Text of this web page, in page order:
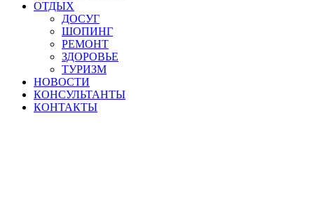
ОТДЫХ
ДОСУГ
ШОПИНГ
РЕМОНТ
ЗДОРОВЬЕ
ТУРИЗМ
НОВОСТИ
КОНСУЛЬТАНТЫ
КОНТАКТЫ